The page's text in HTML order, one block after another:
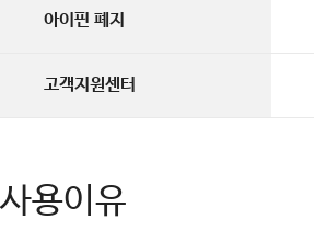
아이핀 폐지
고객지원센터
사용이유